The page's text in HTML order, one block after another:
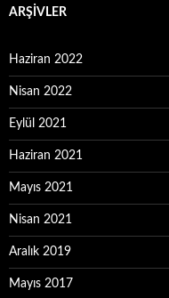
ARŞIVLER
Haziran 2022
Nisan 2022
Eylül 2021
Haziran 2021
Mayıs 2021
Nisan 2021
Aralık 2019
Mayıs 2017